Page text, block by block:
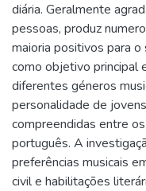
diária. Geralmente
pessoas, produz
maioria positivos para
como objetivo principal
diferentes géneros
personalidade de
compreendidas entre
português. A
preferências musicais
civil e habilitações